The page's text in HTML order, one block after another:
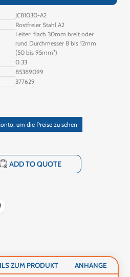
JC81030-A2
Rostfreier Stahl A2
Leiter: flach 30mm breit oder
rund Durchmesser 8 bis 12mm
(50 bis 95mm²)
0.33
85389099
377629
um die Preise zu sehen
shopping_cart ADD TO QUOTE
ZUM PRODUKT ANHÄNGE